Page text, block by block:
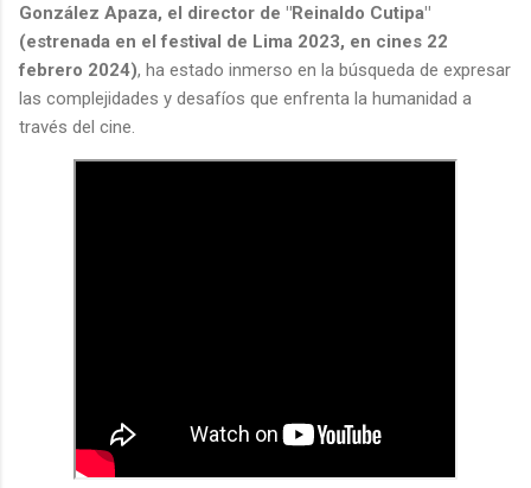
González Apaza, el director de "Reinaldo Cutipa"
(estrenada en el festival de Lima 2023, en cines 22
febrero 2024), ha estado inmerso en la búsqueda de expresar
las complejidades y desafíos que enfrenta la humanidad a
través del cine.